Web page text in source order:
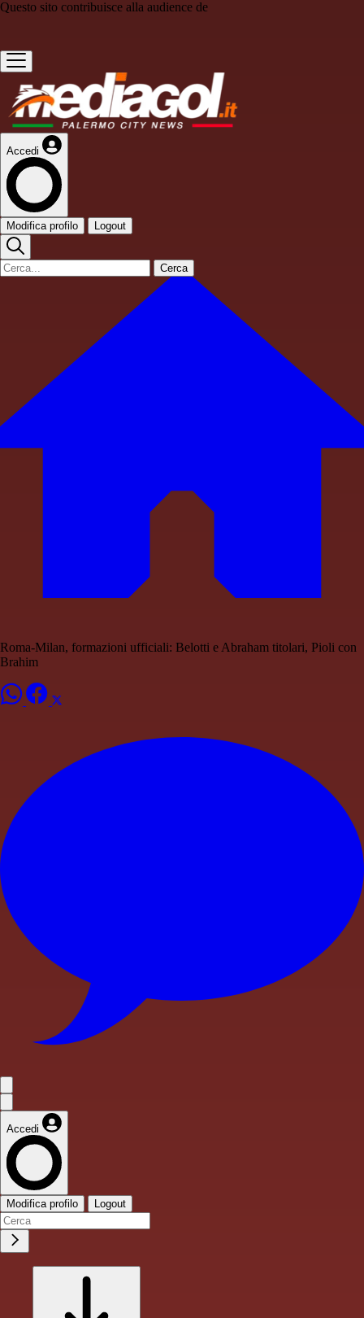
Questo sito contribuisce alla audience de
Accedi
Modifica profilo Logout
Cerca
Roma-Milan, formazioni ufficiali: Belotti e Abraham titolari, Pioli con
Brahim
Accedi
Modifica profilo Logout